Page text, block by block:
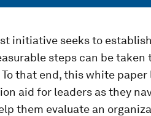
initiative seeks to
steps can be taken
that end, this white paper
aid for leaders as they
them evaluate an